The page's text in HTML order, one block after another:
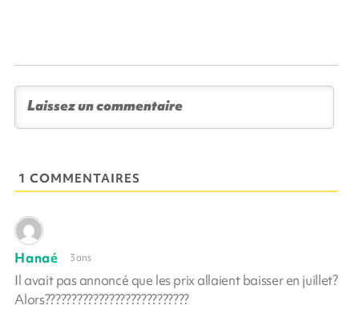
1 COMMENTAIRES
Hanaé 3 ans
Il avait pas annoncé que les prix allaient baisser en juillet?
Alors???????????????????????????